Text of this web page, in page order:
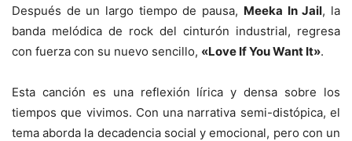
Después de un largo tiempo de pausa, Meeka In Jail, la
banda melódica de rock del cinturón industrial, regresa
con fuerza con su nuevo sencillo, «Love If You Want It».
Esta canción es una reflexión lírica y densa sobre los
tiempos que vivimos. Con una narrativa semi-distópica, el
tema aborda la decadencia social y emocional, pero con un